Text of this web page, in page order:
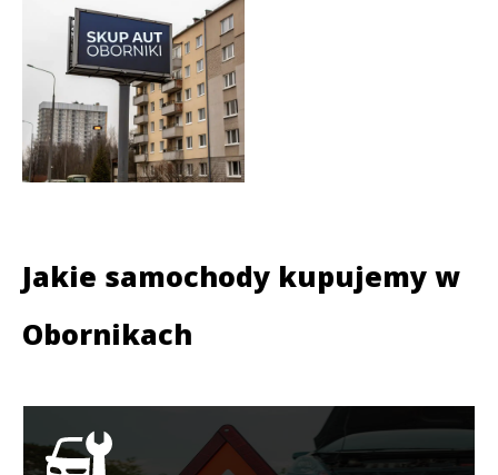
Jakie samochody kupujemy w
Obornikach